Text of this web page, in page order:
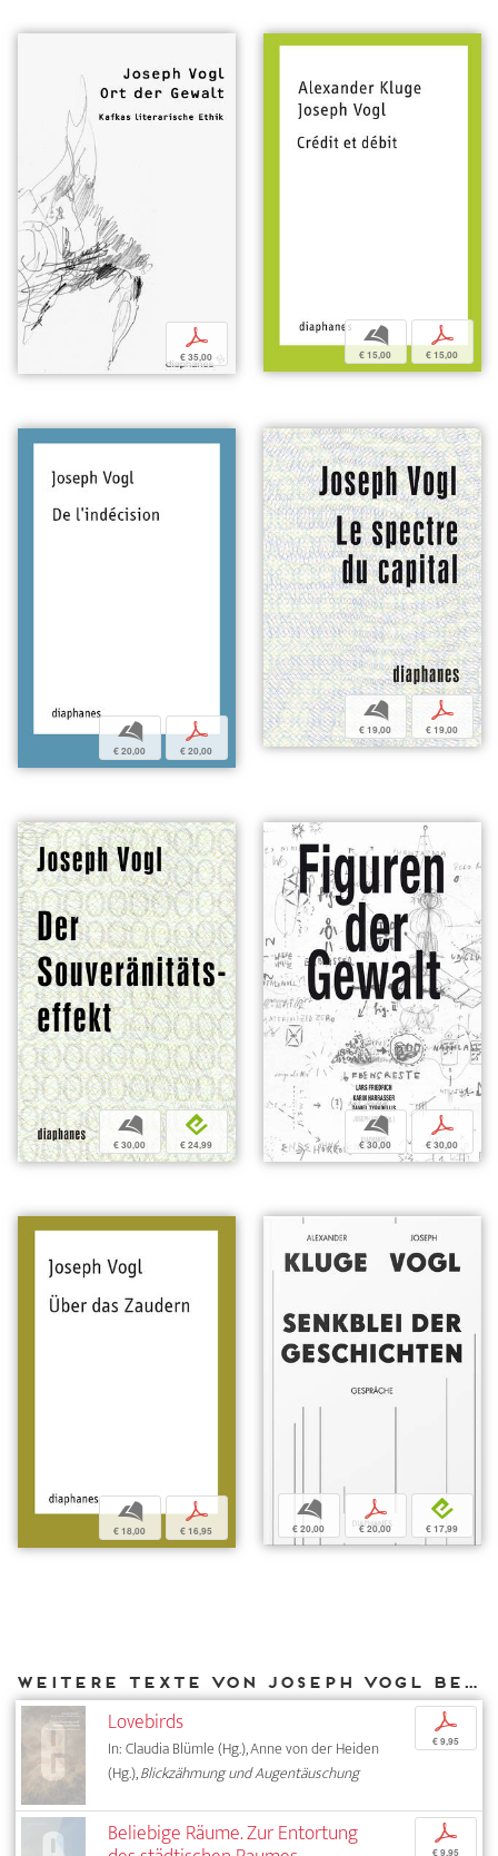
p
€ 35,00
b
€ 15,00
p
€ 15,00
b
€ 20,00
p
€ 20,00
b
€ 19,00
p
€ 19,00
b
€ 30,00
e
€ 24,99
b
€ 30,00
p
€ 30,00
b
€ 18,00
p
€ 16,95
b
€ 20,00
p
€ 20,00
e
€ 17,99
Weitere Texte von Joseph Vogl bei DIAPHANES
Lovebirds
In: Claudia Blümle (Hg.), Anne von der Heiden
(Hg.),Blickzähmung und Augentäuschung
p
€ 9,95
Beliebige Räume. Zur Entortung p
€ 9,95